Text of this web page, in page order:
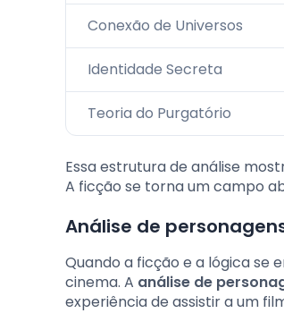
Conexão de Universos
Identidade Secreta
Teoria do Purgatório
Essa estrutura de análise
A ficção se torna um campo
Análise de
Quando a ficção e a lógica se
cinema. A análise de
experiência de assistir a um